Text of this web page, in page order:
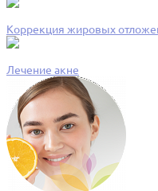
Коррекция жировых
Лечение акне